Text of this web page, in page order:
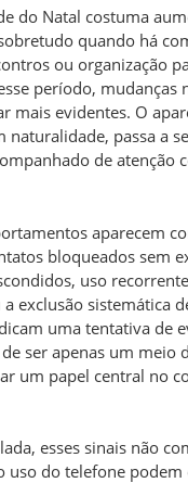
do Natal costuma
quando há
ou organização
período, mudanças
mais evidentes. O
naturalidade, passa a
de atenção
aparecem
bloqueados sem
uso
exclusão sistemática
uma tentativa de
ser apenas um meio
um papel central no
esses sinais não
uso do telefone